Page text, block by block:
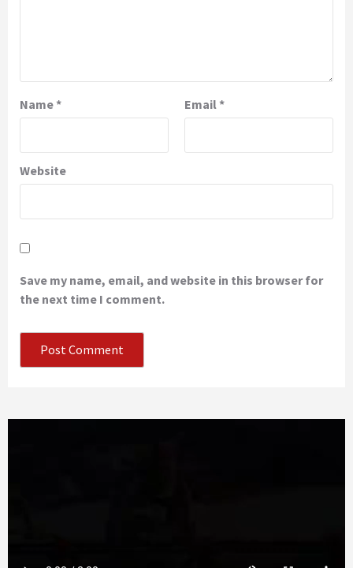
Name* Email *
Website
Save my name, email, and website in this browser for
the next time I comment.